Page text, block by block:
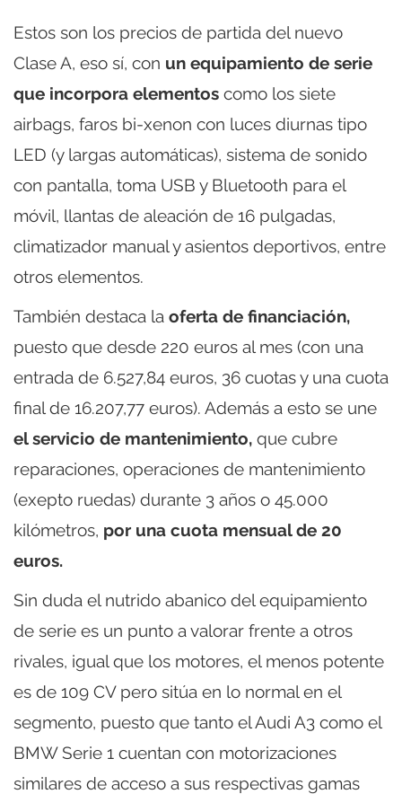
Estos son los precios de partida del nuevo
Clase A, eso sí, con un equipamiento de serie
que incorpora elementos como los siete
airbags, faros bi-xenon con luces diurnas tipo
LED (y largas automáticas), sistema de sonido
con pantalla, toma USB y Bluetooth para el
móvil, llantas de aleación de 16 pulgadas,
climatizador manual y asientos deportivos, entre
otros elementos.
También destaca la oferta de financiación,
puesto que desde 220 euros al mes (con una
entrada de 6.527,84 euros, 36 cuotas y una cuota
final de 16.207,77 euros). Además a esto se une
el servicio de mantenimiento, que cubre
reparaciones, operaciones de mantenimiento
(exepto ruedas) durante 3 años o 45.000
kilómetros, por una cuota mensual de 20
euros.
Sin duda el nutrido abanico del equipamiento
de serie es un punto a valorar frente a otros
rivales, igual que los motores, el menos potente
es de 109 CV pero sitúa en lo normal en el
segmento, puesto que tanto el Audi A3 como el
BMW Serie 1 cuentan con motorizaciones
similares de acceso a sus respectivas gamas